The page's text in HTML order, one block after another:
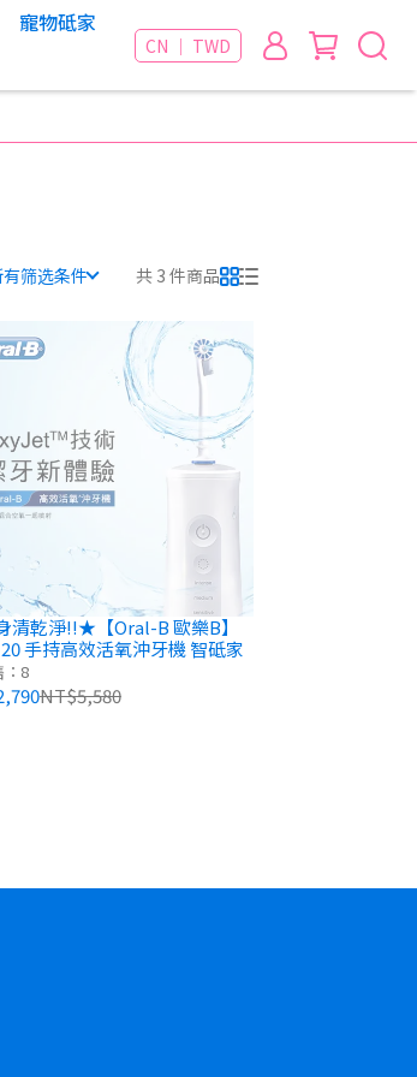
寵物砥家
CN ｜ TWD
筛选条件 共 3 件商品
清乾淨!!★【Oral-B 歐樂B】
手持高效活氧沖牙機 智砥家
：8
NT$5,580